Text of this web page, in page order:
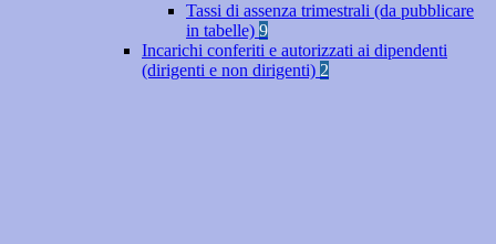
Tassi di assenza trimestrali (da pubblicare
in tabelle) 9
Incarichi conferiti e autorizzati ai dipendenti
(dirigenti e non dirigenti) 2